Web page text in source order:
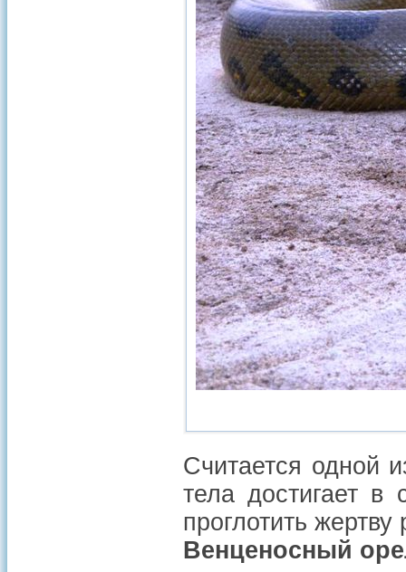
Считается одной
тела достигает
проглотить
Венценосный